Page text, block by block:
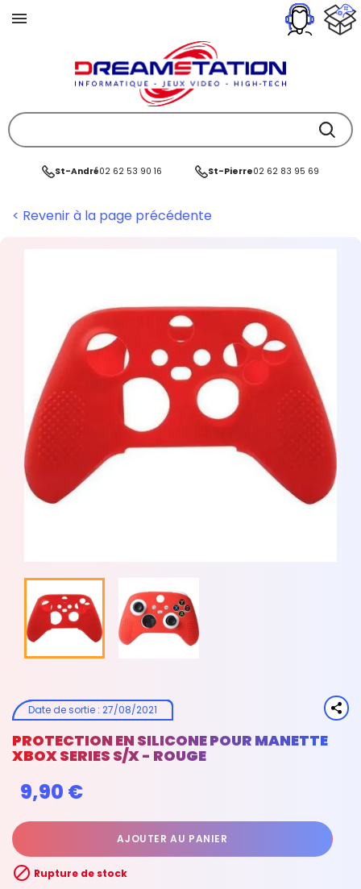
St-André02 62 53 90 16 St-Pierre02 62 83 95 69
< Revenir à la page précédente
Date de sortie : 27/08/2021
PROTECTION EN SILICONE POUR MANETTE
XBOX SERIES S/X - ROUGE
9,90 €
AJOUTER AU PANIER
 Rupture de stock